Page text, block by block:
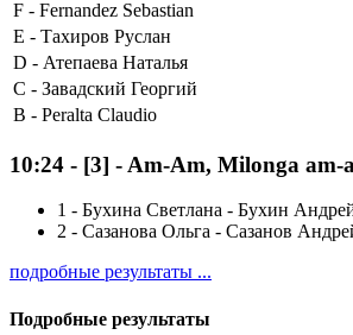
F - Fernandez Sebastian
E - Тахиров Руслан
D - Атепаева Наталья
C - Завадский Георгий
B - Peralta Claudio
10:24 - [3] - Am-Am, Milonga
1 - Бухина Светлана - Бухин
2 - Сазанова Ольга - Сазанов
подробные результаты ...
Подробные результаты